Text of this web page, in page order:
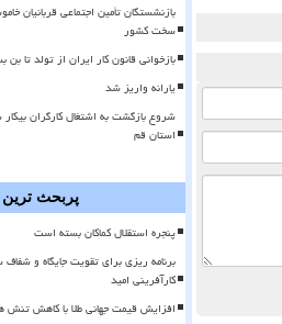
بازنشستگان تأمین اجتماعی قربانیان
سخت کشور
بازخوانی قانون کار ایران از تولد تا
یارانه واریز شد
شروع بازگشت به اشتغال کارگران
استان قم
پربحث ترین
پنجره استقلال کماکان بسته است
برنامه ریزی برای تقویت جایگاه و
کارآفرینی امید
افزایش قیمت جهانی طلا با کاهش تنش